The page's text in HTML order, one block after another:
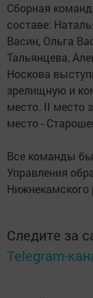
Сборная
составе:
Васин, Ольга
Тальянцева,
Носкова
зрелищную и
место. II место
место -
Все команды
Управления
Нижнекамского
Следите за
Telegram-